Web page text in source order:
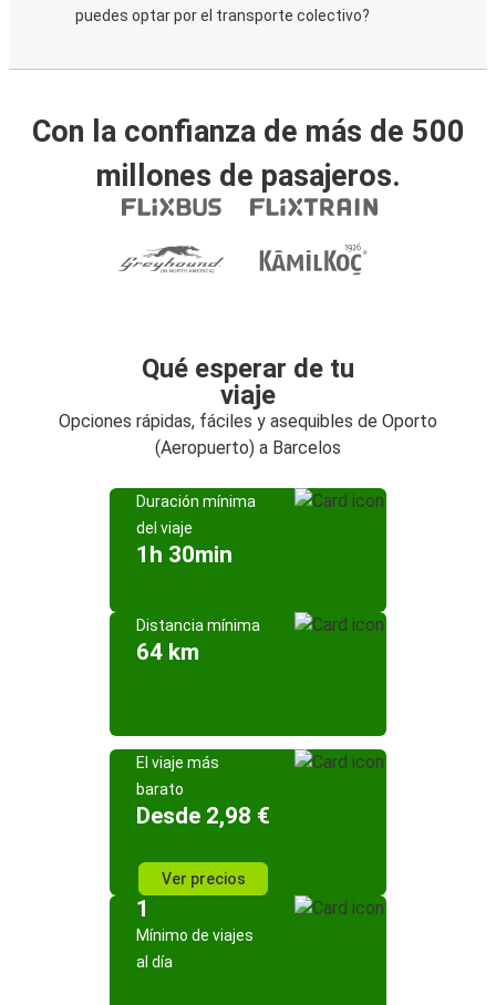
puedes optar por el transporte colectivo?
Con la confianza de más de 500
millones de pasajeros.
Qué esperar de tu
viaje
Opciones rápidas, fáciles y asequibles de Oporto
(Aeropuerto) a Barcelos
Duración mínima
del viaje
1h 30min
Distancia mínima
64 km
El viaje más
barato
Desde 2,98 €
Ver precios
1
Mínimo de viajes
al día